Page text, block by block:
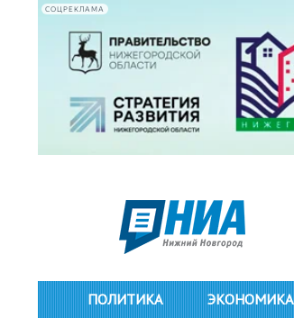
СОЦРЕКЛАМА
ПОЛИТИКА ЭКОНОМИКА